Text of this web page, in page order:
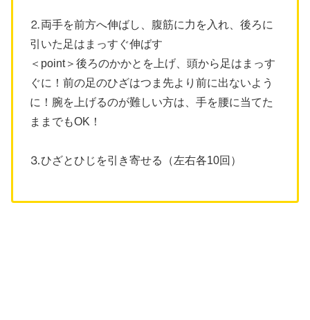
⒉両手を前方へ伸ばし、腹筋に力を入れ、後ろに
引いた足はまっすぐ伸ばす
＜point＞後ろのかかとを上げ、頭から足はまっす
ぐに！前の足のひざはつま先より前に出ないよう
に！腕を上げるのが難しい方は、手を腰に当てた
ままでもOK！
⒊ひざとひじを引き寄せる（左右各10回）